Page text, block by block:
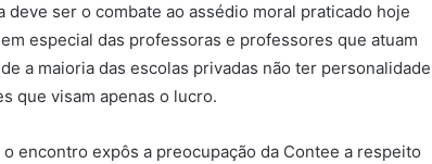
ser o combate ao assédio moral praticado hoje
especial das professoras e professores que atuam
a maioria das escolas privadas não ter personalidade
que visam apenas o lucro.
encontro expôs a preocupação da Contee a respeito